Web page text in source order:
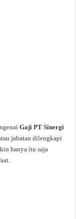
Gaji PT Sinergi
jabatan dilengkapi
hanya itu saja